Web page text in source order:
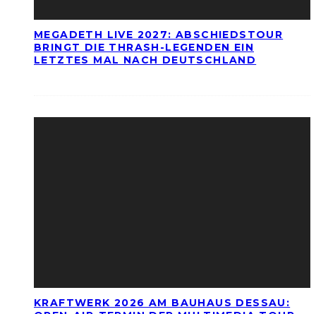
MEGADETH LIVE 2027: ABSCHIEDSTOUR
BRINGT DIE THRASH-LEGENDEN EIN
LETZTES MAL NACH DEUTSCHLAND
KRAFTWERK 2026 AM BAUHAUS DESSAU: